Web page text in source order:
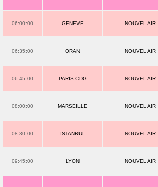
06:00:00 GENEVE NOUVEL AIR
06:35:00 ORAN NOUVEL AIR
06:45:00 PARIS CDG NOUVEL AIR
08:00:00 MARSEILLE NOUVEL AIR
08:30:00 ISTANBUL NOUVEL AIR
09:45:00 LYON NOUVEL AIR